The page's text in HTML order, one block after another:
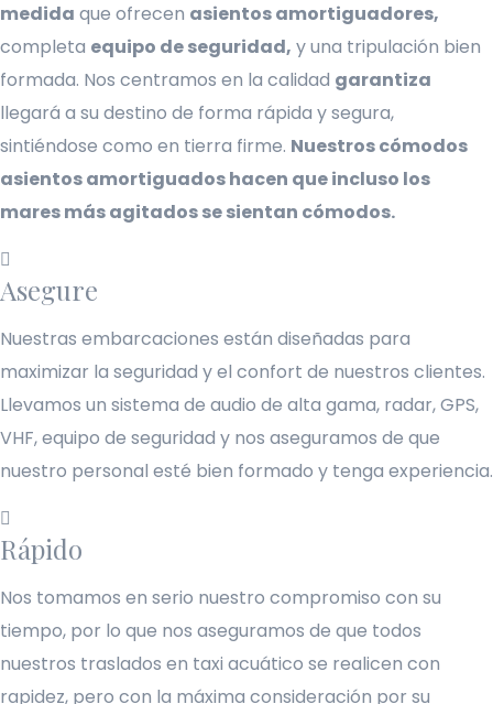
medida que ofrecen asientos amortiguadores,
completa equipo de seguridad, y una tripulación bien
formada. Nos centramos en la calidad garantiza
llegará a su destino de forma rápida y segura,
sintiéndose como en tierra firme. Nuestros cómodos
asientos amortiguados hacen que incluso los
mares más agitados se sientan cómodos.
Asegure
Nuestras embarcaciones están diseñadas para
maximizar la seguridad y el confort de nuestros clientes.
Llevamos un sistema de audio de alta gama, radar, GPS,
VHF, equipo de seguridad y nos aseguramos de que
nuestro personal esté bien formado y tenga experiencia.
Rápido
Nos tomamos en serio nuestro compromiso con su
tiempo, por lo que nos aseguramos de que todos
nuestros traslados en taxi acuático se realicen con
rapidez, pero con la máxima consideración por su